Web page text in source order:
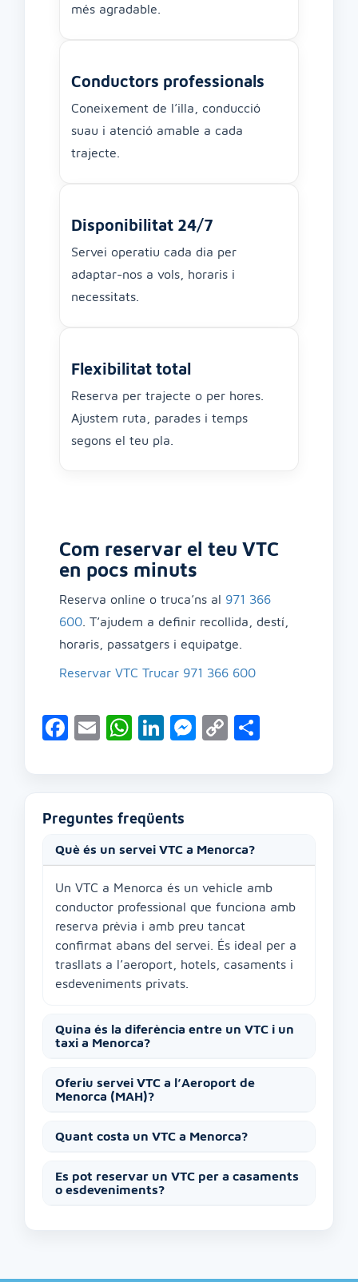
més agradable.
Conductors professionals
Coneixement de l’illa, conducció
suau i atenció amable a cada
trajecte.
Disponibilitat 24/7
Servei operatiu cada dia per
adaptar-nos a vols, horaris i
necessitats.
Flexibilitat total
Reserva per trajecte o per hores.
Ajustem ruta, parades i temps
segons el teu pla.
Com reservar el teu VTC
en pocs minuts
Reserva online o truca’ns al 971 366
600 . T’ajudem a definir recollida, destí,
horaris, passatgers i equipatge.
Reservar VTC Trucar 971 366 600
Facebook
EmailWhatsApp
LinkedIn
Messenger
Copy
Preguntes freqüents
Què és un servei VTC a Menorca?
Un VTC a Menorca és un vehicle amb
conductor professional que funciona amb
reserva prèvia i amb preu tancat
confirmat abans del servei. És ideal per a
trasllats a l’aeroport, hotels, casaments i
esdeveniments privats.
Quina és la diferència entre un VTC i un
taxi a Menorca?
Oferiu servei VTC a l’Aeroport de
Menorca (MAH)?
Quant costa un VTC a Menorca?
Es pot reservar un VTC per a casaments
o esdeveniments?